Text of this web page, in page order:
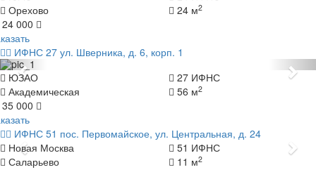
Орехово
24 м2
24 000
ИФНС 27 ул. Шверника, д. 6, корп. 1
Назад
ЮЗАО
27 ИФНС
Академическая
56 м2
35 000
ИФНС 51 пос. Первомайское, ул. Центральная, д. 24
Назад
Новая Москва
51 ИФНС
Саларьево
11 м2